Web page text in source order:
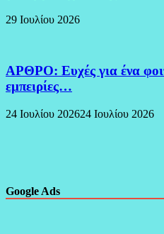
29 Ιουλίου 2026
ΑΡΘΡΟ: Ευχές για ένα
εμπειρίες…
24 Ιουλίου 202624 Ιουλίου 2026
Google Ads